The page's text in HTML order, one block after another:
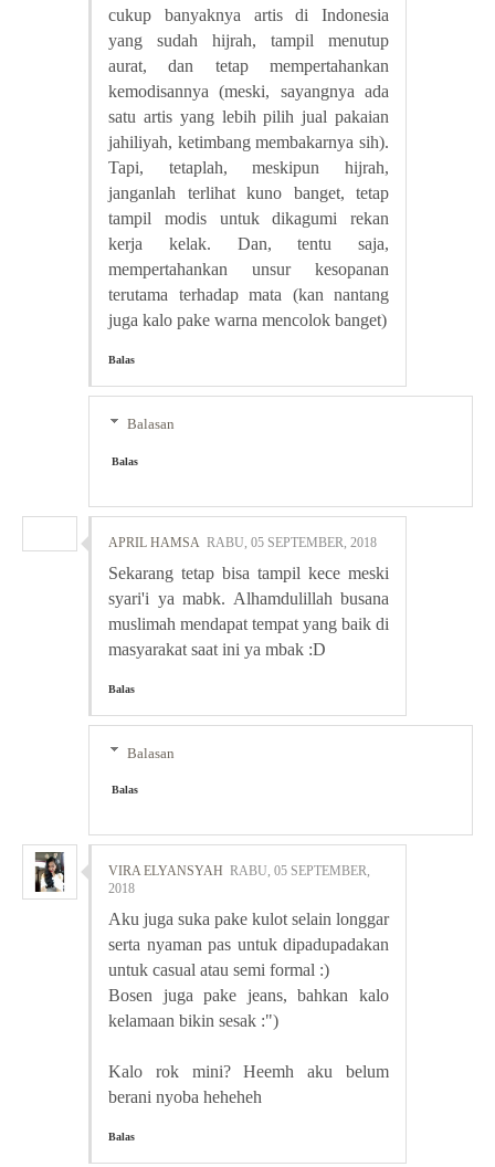
cukup banyaknya artis di Indonesia
yang sudah hijrah, tampil menutup
aurat, dan tetap mempertahankan
kemodisannya (meski, sayangnya ada
satu artis yang lebih pilih jual pakaian
jahiliyah, ketimbang membakarnya sih).
Tapi, tetaplah, meskipun hijrah,
janganlah terlihat kuno banget, tetap
tampil modis untuk dikagumi rekan
kerja kelak. Dan, tentu saja,
mempertahankan unsur kesopanan
terutama terhadap mata (kan nantang
juga kalo pake warna mencolok banget)
Balas
Balasan
Balas
APRIL HAMSA RABU, 05 SEPTEMBER, 2018
Sekarang tetap bisa tampil kece meski
syari'i ya mabk. Alhamdulillah busana
muslimah mendapat tempat yang baik di
masyarakat saat ini ya mbak :D
Balas
Balasan
Balas
VIRA ELYANSYAH RABU, 05 SEPTEMBER,
2018
Aku juga suka pake kulot selain longgar
serta nyaman pas untuk dipadupadakan
untuk casual atau semi formal :)
Bosen juga pake jeans, bahkan kalo
kelamaan bikin sesak :")
Kalo rok mini? Heemh aku belum
berani nyoba heheheh
Balas